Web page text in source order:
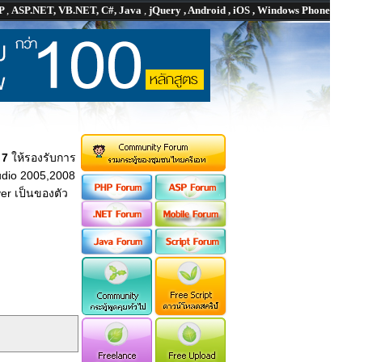
, ASP.NET, VB.NET, C#, Java , jQuery , Android , iOS , Windows Phone
ให้รองรับการ
2005,2008
เป็นของตัว